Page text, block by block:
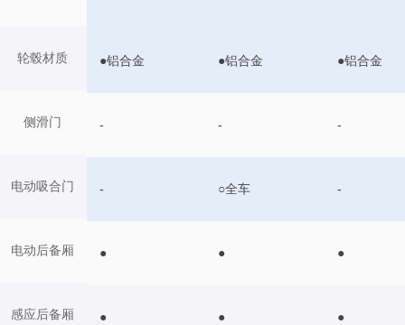
轮毂材质
侧滑门
电动吸合门
电动后备厢
感应后备厢
●铝合金 ●铝合金 ●铝合金
- - -
- ○全车 -
● ● ●
● ● ●